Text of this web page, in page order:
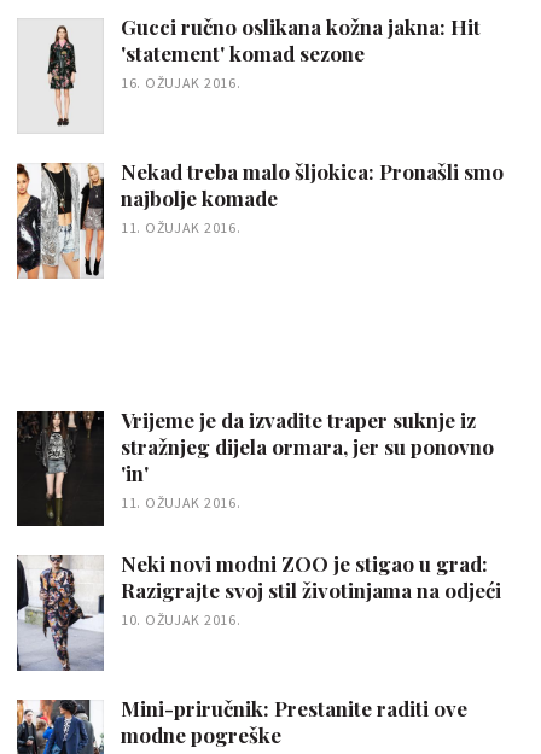
Gucci ručno oslikana kožna jakna: Hit
'statement' komad sezone
16. OŽUJAK 2016.
Nekad treba malo šljokica: Pronašli smo
najbolje komade
11. OŽUJAK 2016.
Vrijeme je da izvadite traper suknje iz
stražnjeg dijela ormara, jer su ponovno
'in'
11. OŽUJAK 2016.
Neki novi modni ZOO je stigao u grad:
Razigrajte svoj stil životinjama na odjeći
10. OŽUJAK 2016.
Mini-priručnik: Prestanite raditi ove
modne pogreške